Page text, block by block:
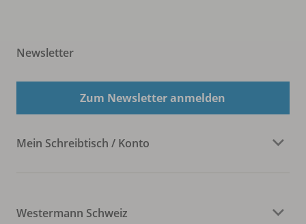
Newsletter
Zum Newsletter anmelden
Mein Schreibtisch / Konto
Westermann Schweiz